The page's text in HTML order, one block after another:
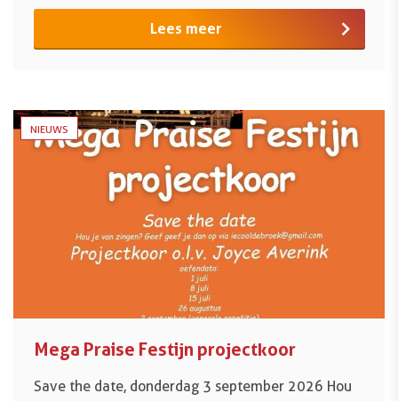
Lees meer
NIEUWS
Mega Praise Festijn projectkoor
Save the date, donderdag 3 september 2026 Hou